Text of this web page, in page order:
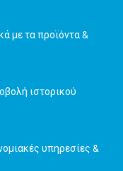
με τα προϊόντα &
ιστορικού
υπηρεσίες &